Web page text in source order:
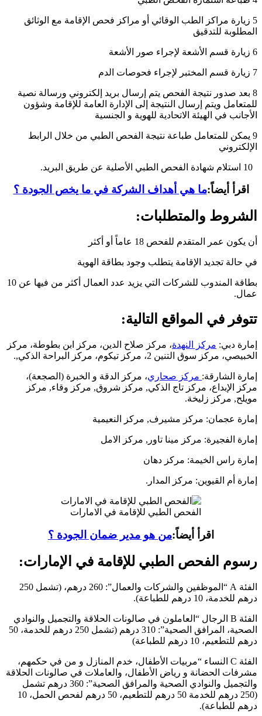
5 زيارة مراكز الطب الوقائي أو مراكز فحص الإقامة مع الوثائق
المطلوبة للتدقيق
6 زيارة قسم الأشعة لإجراء صور الأشعة
7 زيارة قسم المختبر لإجراء فحوصات الدم
8 بعد صدور نتيجة الفحص يتم إرسال بريد إلكتروني ورسالة نصية
للمتعامل ويتم إرسال النتيجة إلى الإدارة العامة للإقامة وشؤون
الأجانب في الهيئة الاتحادية للهوية و الجنسية
9 يمكن للمتعامل طباعة نتيجة الفحص الطبي من خلال الرابط
الإلكتروني
اقرأ أيضاً:ما هي أهداف الشركة في ما يخص الجودة ؟
الشروط والمتطلبات:
أن يكون عمر المتقدم للفحص 18 عاماً أو أكثر
في حالة تجديد الإقامة يتطلب وجود بطاقة الهوية
بطاقة المندوب للشركات التي يزيد عدد العمال أكثر من فيها عن 10
عمال.
تتوفر في المواقع التالية:
إمارة دبي: مركز النهدة، مركز صلاح الدين، مركز ابن بطوطة، مركز
الخبيصي، مركز سوق التنين 2، مركز تيكوم، مركز البراحة الذكي,.
إمارة الشارقة: مركز صحاري، مركز الدقة و الخبرة (الصجعة)،
مركز الإبداع، مركز تاج الذكي, مركز شروق, مركز وقاء, مركز
مويلح, مركز زليخة.
إمارة عجمان: مركز مشيرف, مركز النعيمية
إمارة الفجيرة: مركز مينا تاور, مركز الامل
إمارة راس الخيمة: مركز دهان
إمارة أم القيوين: مركز المدار.
الفحص الطبي للإقامة في الامارات
اقرأ أيضاً:من هو مدير ضمان الجودة ؟
رسوم الفحص الطبي للإقامة في الإمارات:
الفئة A “الموظفين والشركات والعمال”: 260 درهم، (تشمل 250
درهم للخدمة، 10 درهم للطباعة).
الفئة B الرجال “العاملون في صالونات الحلاقة والتجميل والنوادي
الصحية، المرافق الصحية”: 310 درهم (تشمل 250 درهم للخدمة، 50
درهم للتطعيم، 10 درهم للطباعة)
الفئة C النساء “مربيات الأطفال، خدم المنازل و من في حكمهم،
مشرفات الحضانة و رياض الأطفال، والعاملات في صالونات الحلاقة
والتجميل والنوادي الصحية والمرافق الصحية”: 360 درهم تشمل
(250 درهم للخدمة 50 درهم للتطعيم، 50 درهم لفحص الحمل، 10
درهم للطباعة).